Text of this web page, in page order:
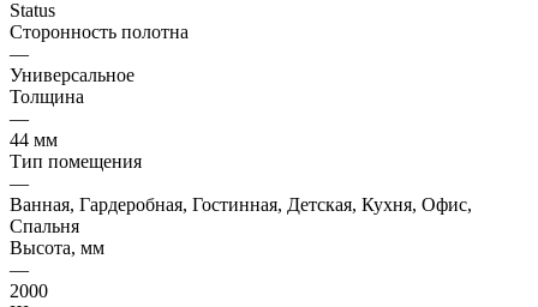
Status
Сторонность полотна
—
Универсальное
Толщина
—
44 мм
Тип помещения
—
Ванная, Гардеробная, Гостинная, Детская, Кухня, Офис,
Спальня
Высота, мм
—
2000